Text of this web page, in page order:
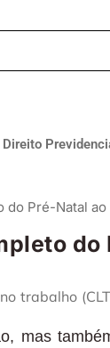
Direito
do Pré-Natal ao
do
trabalho
mas